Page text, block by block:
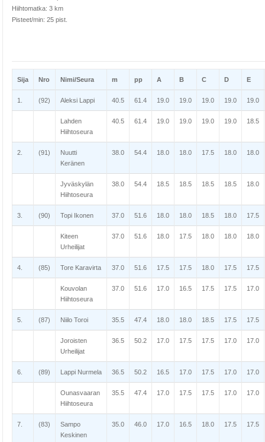
Hiihtomatka: 3 km
Pisteet/min: 25 pist.
Sija Nro Nimi/Seura m pp A B C D E
1. (92) Aleksi Lappi 40.5 61.4 19.0 19.0 19.0 19.0 19.0
Lahden
Hiihtoseura
40.5 61.4 19.0 19.0 19.0 19.0 18.5
2. (91)
Nuutti
Keränen
38.0 54.4 18.0 18.0 17.5 18.0 18.0
Jyväskylän
Hiihtoseura
38.0 54.4 18.5 18.5 18.5 18.5 18.0
3. (90) Topi Ikonen 37.0 51.6 18.0 18.0 18.5 18.0 17.5
Kiteen
Urheilijat
37.0 51.6 18.0 17.5 18.0 18.0 18.0
4. (85) Tore Karavirta 37.0 51.6 17.5 17.5 18.0 17.5 17.5
Kouvolan
Hiihtoseura
37.0 51.6 17.0 16.5 17.5 17.5 17.0
5. (87) Niilo Toroi 35.5 47.4 18.0 18.0 18.5 17.5 17.5
Joroisten
Urheilijat
36.5 50.2 17.0 17.5 17.5 17.0 17.0
6. (89) Lappi Nurmela 36.5 50.2 16.5 17.0 17.5 17.0 17.0
Ounasvaaran
Hiihtoseura
35.5 47.4 17.0 17.5 17.5 17.0 17.0
7. (83)
Sampo
Keskinen
35.0 46.0 17.0 16.5 18.0 17.5 17.5